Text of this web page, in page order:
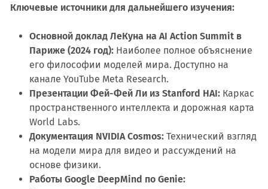
Ключевые источники для дальнейшего изучения:
Основной доклад ЛеКуна на AI Action Summit в
Париже (2024 год):Наиболее полное объяснение
его философии моделей мира. Доступно на
канале YouTube Meta Research.
Презентации Фей-Фей Ли из Stanford HAI:Каркас
пространственного интеллекта и дорожная карта
World Labs.
Документация NVIDIA Cosmos:Технический взгляд
на модели мира для видео и рассуждений на
основе физики.
Работы Google DeepMind по Genie: